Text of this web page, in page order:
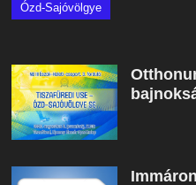
Ózd-Sajóvölgye